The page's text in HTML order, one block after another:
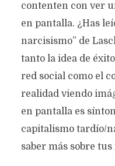
contenten con ver
en pantalla. ¿Has
narcisismo” de
tanto la idea de
red social como el
realidad viendo
en pantalla es
capitalismo tardío/
saber más sobre